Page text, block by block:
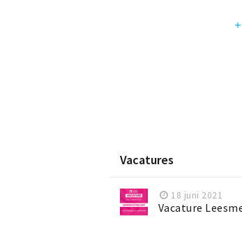
add
Vacatures
18 juni 2021
Vacature